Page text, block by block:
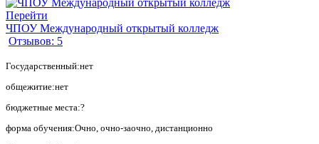
Перейти
ЧПОУ Международный открытый колледж
Отзывов: 5
Государственный:нет
общежитие:нет
бюджетные места:?
форма обучения:Очно, очно-заочно, дистанционно